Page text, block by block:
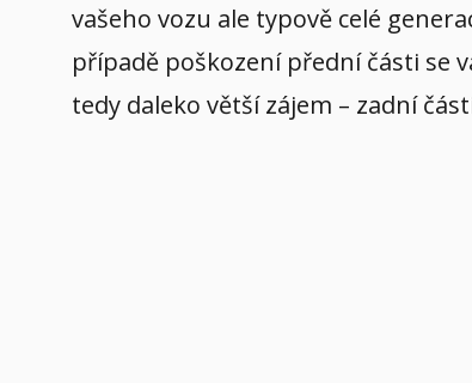
vašeho vozu ale typově celé
případě poškození přední části se
tedy daleko větší zájem – zadní